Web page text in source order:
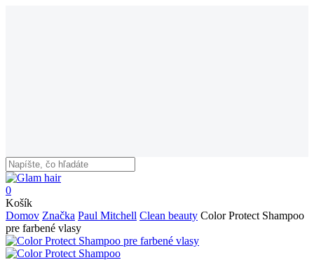
Close
Search
search
0
Menu
KošíkClose
Cart
Domov Značka Paul Mitchell Clean beauty Color Protect Shampoo
pre farbené vlasy